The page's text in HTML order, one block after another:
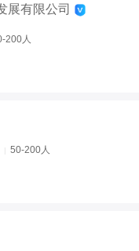
展有限公司
200人
50-200人